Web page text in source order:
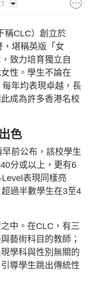
稱CLC）創立於
堪稱英版「女
致力培育獨立自
性。學生不論在
年均表現卓越，長
成為許多香港名校
色
前公布，該校學生
分或以上，更有6
表現同樣亮
過半數學生在3至4
中。在CLC，有三
藝術科目的教師；
學科與性別無關的
導學生跳出傳統性